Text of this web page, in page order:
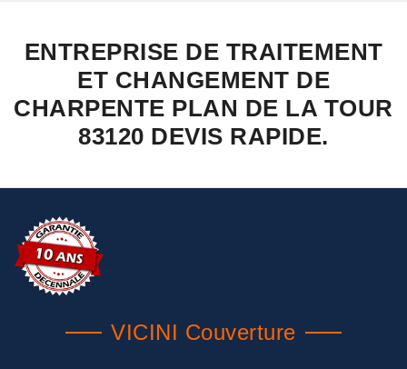
ENTREPRISE DE TRAITEMENT
ET CHANGEMENT DE
CHARPENTE PLAN DE LA TOUR
83120 DEVIS RAPIDE.
VICINI Couverture